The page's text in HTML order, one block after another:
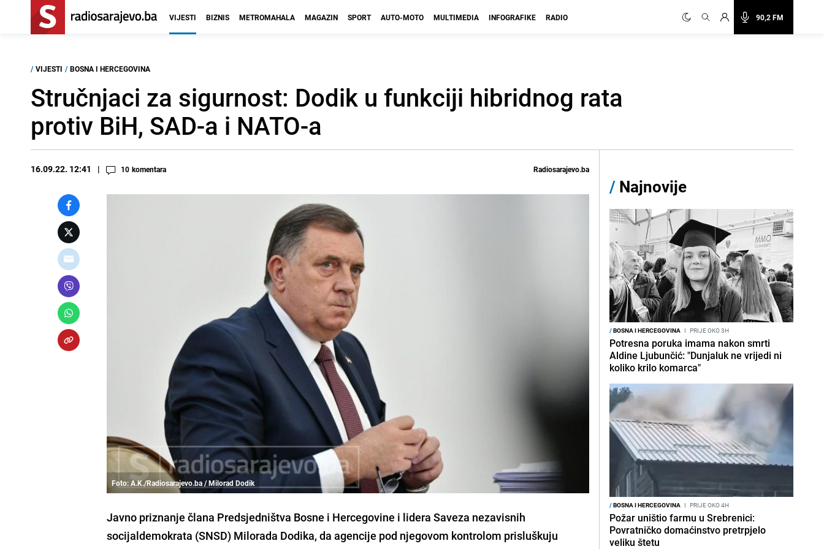
90,2 FM
VIJESTI BIZNIS METROMAHALA MAGAZIN SPORT AUTO-MOTO MULTIMEDIA INFOGRAFIKE RADIO
/ VIJESTI / BOSNA I HERCEGOVINA
Stručnjaci za sigurnost: Dodik u funkciji hibridnog rata
protiv BiH, SAD-a i NATO-a
16.09.22. 12:41 10 komentara Radiosarajevo.ba
Foto: A.K./Radiosarajevo.ba / Milorad Dodik
Javno priznanje člana Predsjedništva Bosne i Hercegovine i lidera Saveza nezavisnih
socijaldemokrata (SNSD) Milorada Dodika, da agencije pod njegovom kontrolom prisluškuju
/ Najnovije
/BOSNA I HERCEGOVINA I PRIJE OKO 3H
Potresna poruka imama nakon smrti
Aldine Ljubunčić: "Dunjaluk ne vrijedi ni
koliko krilo komarca"
/BOSNA I HERCEGOVINA I PRIJE OKO 4H
Požar uništio farmu u Srebrenici:
Povratničko domaćinstvo pretrpjelo
veliku štetu